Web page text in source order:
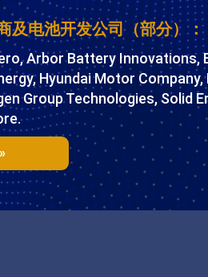
及电池开发公司（部分）：
Arbor Battery Innovations,
Hyundai Motor
Group Technologies, Solid